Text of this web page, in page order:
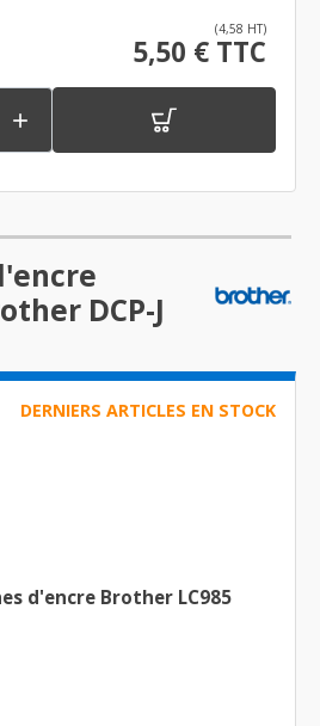
(4,58 HT)
5,50 € TTC

DCP-J
DERNIERS ARTICLES EN STOCK
d'encre Brother LC985